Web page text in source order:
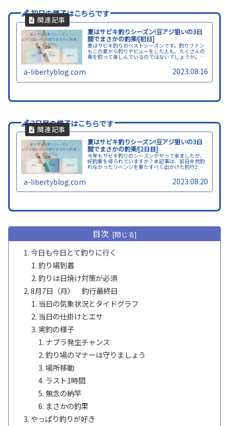
初日の様子はこちらです
夏はサビキ釣りシーズン!豆アジ狙いの3日
間でまさかの釣果![初日]
夏はサビキ釣りのベストシーズンです。釣りファン
もこの夏から釣りデビューをした人も、たくさんの
魚を釣って楽しんでいるのではないでしょうか。本
にしたものです。3日間の釣行の初日の様子をぜひ読
a-libertyblog.com 2023.08.16
2日目の様子はこちらです
夏はサビキ釣りシーズン!豆アジ狙いの3日
間でまさかの釣果![2日目]
今年もサビキ釣りのシーズンがやって来ましたが、
好釣果を得られていますか？本記事は、前日全然釣
れなかったリベンジを果たすべく出かけた釣行2日
介しています。果たして結果はどうだったのでしょ
a-libertyblog.com 2023.08.20
目次
今日も今日とて釣りに行く
釣り場到着
釣りは日焼け対策が必須
8月7日（月） 釣行最終日
当日の気象状況とタイドグラフ
当日の仕掛けとエサ
実釣の様子
ナブラ発生チャンス
釣り場のマナーは守りましょう
場所移動
ラスト1時間
無念の納竿
まさかの釣果
やっぱり釣りが好き